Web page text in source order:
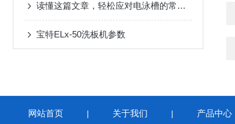
读懂这篇文章，轻松应对电泳槽的常见故障
宝特ELx-50洗板机参数
网站首页 | 关于我们 | 产品中心